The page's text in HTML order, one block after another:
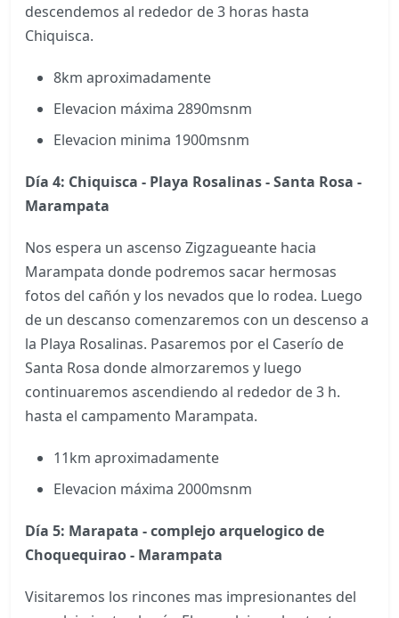
descendemos al rededor de 3 horas hasta
Chiquisca.
8km aproximadamente
Elevacion máxima 2890msnm
Elevacion minima 1900msnm
Día 4: Chiquisca - Playa Rosalinas - Santa Rosa -
Marampata
Nos espera un ascenso Zigzagueante hacia
Marampata donde podremos sacar hermosas
fotos del cañón y los nevados que lo rodea. Luego
de un descanso comenzaremos con un descenso a
la Playa Rosalinas. Pasaremos por el Caserío de
Santa Rosa donde almorzaremos y luego
continuaremos ascendiendo al rededor de 3 h.
hasta el campamento Marampata.
11km aproximadamente
Elevacion máxima 2000msnm
Día 5: Marapata - complejo arquelogico de
Choquequirao - Marampata
Visitaremos los rincones mas impresionantes del